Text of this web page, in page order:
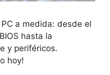
a medida: desde el
hasta la
y periféricos.
hoy!